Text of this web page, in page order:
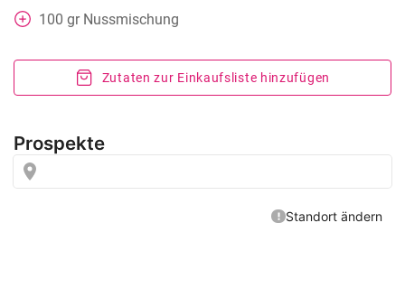
100 gr Nussmischung
Zutaten zur Einkaufsliste hinzufügen